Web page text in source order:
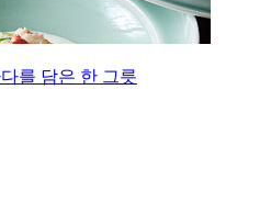
를 담은 한 그릇